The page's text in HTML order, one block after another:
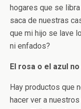
hogares que se
saca de nuestras
que mi hijo se lave
ni enfados?
El rosa o el azul
Hay productos que
hacer ver a